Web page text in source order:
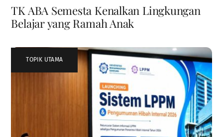
TK ABA Semesta Kenalkan Lingkungan
Belajar yang Ramah Anak
TOPIK UTAMA